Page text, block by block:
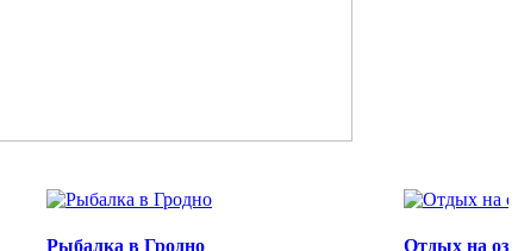
Рыбалка в Гродно Отдых на